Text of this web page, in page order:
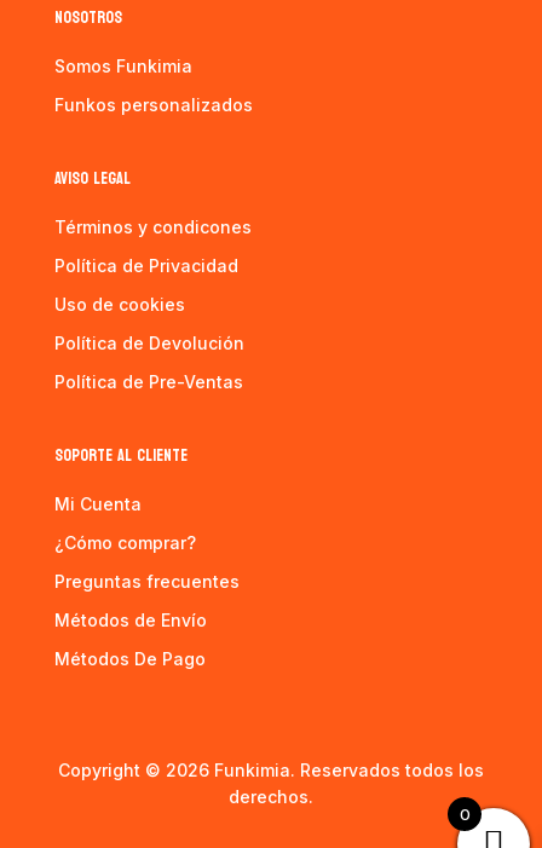
NOSOTROS
Somos Funkimia
Funkos personalizados
AVISO LEGAL
Términos y condicones
Política de Privacidad
Uso de cookies
Política de Devolución
Política de Pre-Ventas
SOPORTE AL CLIENTE
Mi Cuenta
¿Cómo comprar?
Preguntas frecuentes
Métodos de Envío
Métodos De Pago
Copyright © 2026 Funkimia. Reservados todos los
derechos.
0